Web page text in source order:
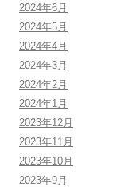
2024年6月
2024年5月
2024年4月
2024年3月
2024年2月
2024年1月
2023年12月
2023年11月
2023年10月
2023年9月